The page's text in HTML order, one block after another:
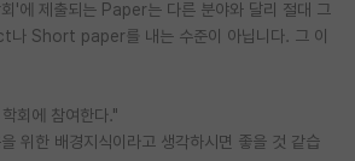
'에 제출되는 Paper는 다른 분야와 달리 절대 그
나 Short paper를 내는 수준이 아닙니다. 그 이
회에 참여한다."
위한 배경지식이라고 생각하시면 좋을 것 같습